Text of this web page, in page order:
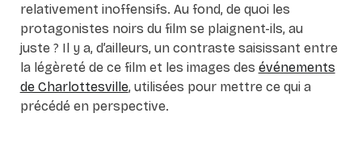
relativement inoffensifs. Au fond, de quoi les
protagonistes noirs du film se plaignent-ils, au
juste ? Il y a, d’ailleurs, un contraste saisissant entre
la légèreté de ce film et les images des événements
de Charlottesville, utilisées pour mettre ce qui a
précédé en perspective.